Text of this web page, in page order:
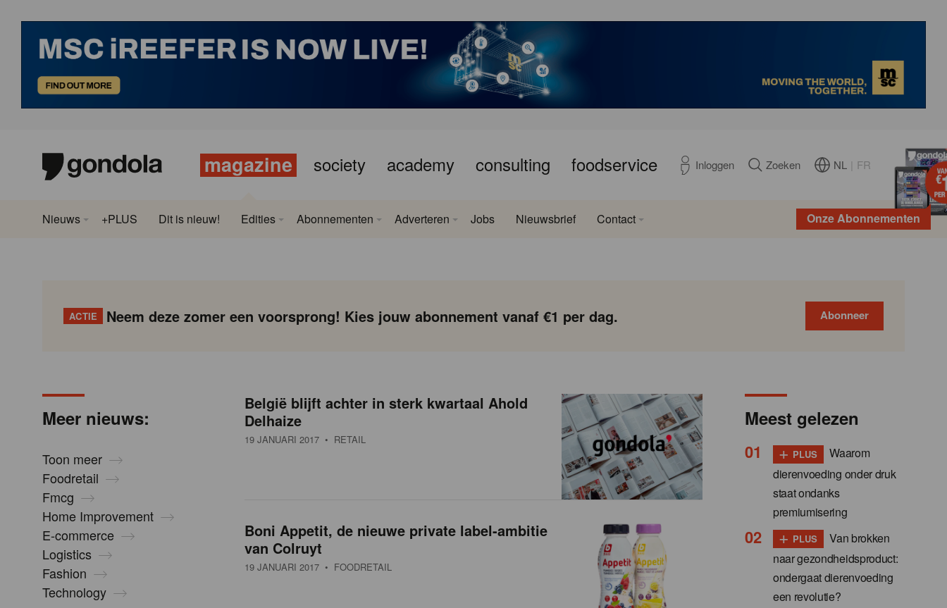
magazine society academy consulting foodservice Inloggen Zoeken NL FR
Onze Abonnementen
Nieuws +PLUS Dit is nieuw! Edities Abonnementen Adverteren Jobs Nieuwsbrief Contact
ACTIE Neem deze zomer een voorsprong! Kies jouw abonnement vanaf €1 per dag. Abonneer
Meer nieuws:
Toon meer
Foodretail
Fmcg
Home Improvement
E-commerce
Logistics
Fashion
Technology
België blijft achter in sterk kwartaal Ahold
Delhaize
19 JANUARI 2017 • RETAIL
Boni Appetit, de nieuwe private label-ambitie
van Colruyt
19 JANUARI 2017 • FOODRETAIL
P
a
g
i
o
n
Vorige
Page
Page
Page
Page
Current
page
Page
Page
Page
Page
Volgende
Meest gelezen
+ PLUS
Waarom
dierenvoeding onder druk
staat ondanks
premiumisering
+ PLUS
Van brokken
naar gezondheidsproduct:
ondergaat dierenvoeding
een revolutie?